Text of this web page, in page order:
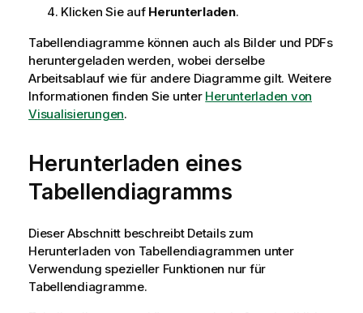
Klicken Sie auf Herunterladen.
Tabellendiagramme können auch als Bilder und PDFs
heruntergeladen werden, wobei derselbe
Arbeitsablauf wie für andere Diagramme gilt. Weitere
Informationen finden Sie unter Herunterladen von
Visualisierungen.
Herunterladen eines
Tabellendiagramms
Dieser Abschnitt beschreibt Details zum
Herunterladen von Tabellendiagrammen unter
Verwendung spezieller Funktionen nur für
Tabellendiagramme.